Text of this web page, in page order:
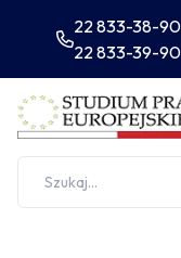
22 833-38-
22 833-39-90